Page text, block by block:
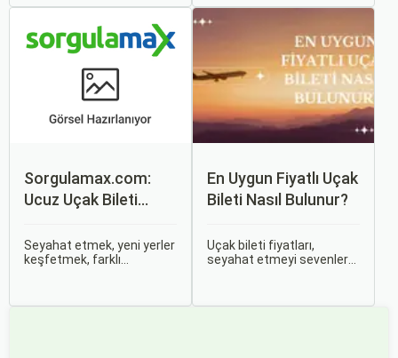
edilmesi gereken önemli
noktaları, güvenlik
kontrollerini ve bekleme
süreleri hakkında ipuçlarını
detaylı bir şekilde ele
hazırlık ve stratejilerle bu
de çocuklarınız için keyifli
hale getirebilirsiniz.
Sorgulamax.com:
Ucuz Uçak Bileti
Seyahat etmek, yeni yerler
keşfetmek, farklı
En Uygun Fiyatlı Uçak
Bileti Nasıl Bulunur?
Uçak bileti fiyatları,
seyahat etmeyi sevenler